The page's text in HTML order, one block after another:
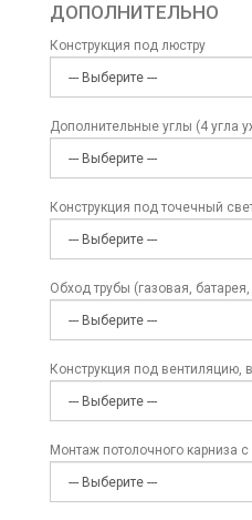
ДОПОЛНИТЕЛЬНО
Конструкция под люстру
Дополнительные углы (4 угла
Конструкция под точечный
Обход трубы (газовая, батарея,
Конструкция под вентиляцию,
Монтаж потолочного карниза